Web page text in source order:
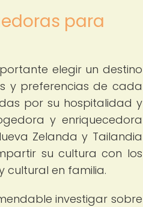
para
elegir un destino
y preferencias de cada
por su hospitalidad y
y enriquecedora
Zelanda y Tailandia
su cultura con los
cultural en familia.
investigar sobre